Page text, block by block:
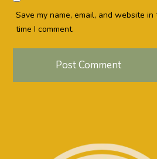
Save my name, email, and website
time I comment.